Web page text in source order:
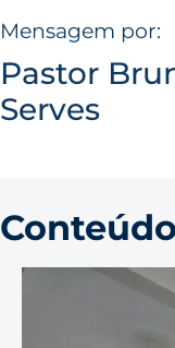
Mensagem por:
Pastor
Serves